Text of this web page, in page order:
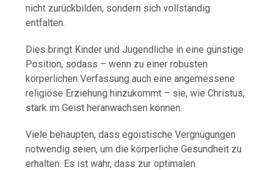
nicht zurückbilden, sondern sichvollständig
entfalten.
Diesbringt KinderundJugendliche ineinegünstige
Position, sodass –wenn zueinerrobusten
körperlichenVerfassungaucheineangemessene
religiöse Erziehunghinzukommt – sie,wieChristus,
stark imGeistheranwachsenkönnen.
Vielebehaupten,dassegoistischeVergnügungen
notwendig seien,umdiekörperlicheGesundheit zu
erhalten. Es istwahr,dass zuroptimalen